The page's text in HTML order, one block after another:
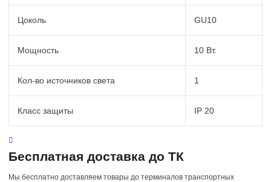
Цоколь GU10
Мощность 10 Вт.
Кол-во источников света 1
Класс защиты IP 20
Бесплатная доставка до ТК
Мы бесплатно доставляем товары до терминалов транспортных